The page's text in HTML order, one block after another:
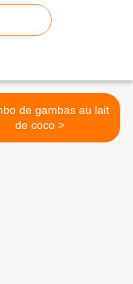
de gambas au lait
de coco >